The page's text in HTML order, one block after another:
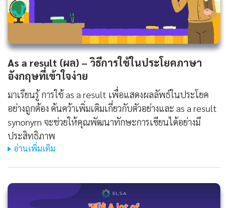
As a result (ผล) – วิธีการใช้ในประโยคภาษา
อังกฤษที่เข้าใจง่าย
มาเรียนรู้ การใช้ as a result เพื่อแสดงผลลัพธ์ในประโยค
อย่างถูกต้อง ค้นคว้าเพิ่มเติมเกี่ยวกับตัวอย่างและ as a result
synonym จะช่วยให้คุณพัฒนาทักษะการเขียนได้อย่างมี
ประสิทธิภาพ
อ่านเพิ่มเติม